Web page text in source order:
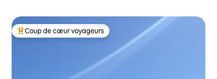
Coups de cœur voyageurs les plus appréciés
Coup de cœur voyageurs